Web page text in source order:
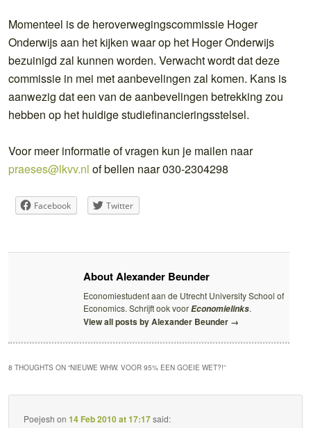
Momenteel is de heroverwegingscommissie Hoger
Onderwijs aan het kijken waar op het Hoger Onderwijs
bezuinigd zal kunnen worden. Verwacht wordt dat deze
commissie in mei met aanbevelingen zal komen. Kans is
aanwezig dat een van de aanbevelingen betrekking zou
hebben op het huidige studiefinancieringsstelsel.
Voor meer informatie of vragen kun je mailen naar
praeses@lkvv.nl of bellen naar 030-2304298
Facebook Twitter
About Alexander Beunder
Economiestudent aan de Utrecht University School of
Economics. Schrijft ook voorEconomielinks.
View all posts by Alexander Beunder →
8 THOUGHTS ON “NIEUWE WHW. VOOR 95% EEN GOEIE WET?!”
Poejesh on14 Feb 2010 at 17:17said: